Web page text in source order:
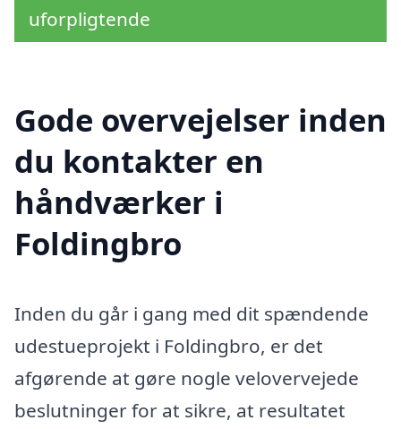
uforpligtende
Gode overvejelser inden
du kontakter en
håndværker i
Foldingbro
Inden du går i gang med dit spændende
udestueprojekt i Foldingbro, er det
afgørende at gøre nogle velovervejede
beslutninger for at sikre, at resultatet